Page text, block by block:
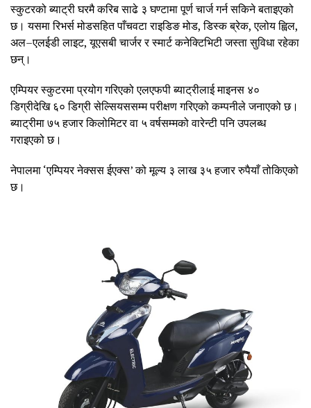
स्कुटरको ब्याट्री घरमै करिब साढे ३ घण्टामा पूर्ण चार्ज गर्न सकिने बताइएको
छ। यसमा रिभर्स मोडसहित पाँचवटा राइडिङ मोड, डिस्क ब्रेक, एलोय ह्विल,
अल–एलईडी लाइट, यूएसबी चार्जर र स्मार्ट कनेक्टिभिटी जस्ता सुविधा रहेका
छन्।
एम्पियर स्कुटरमा प्रयोग गरिएको एलएफपी ब्याट्रीलाई माइनस ४०
डिग्रीदेखि ६० डिग्री सेल्सियससम्म परीक्षण गरिएको कम्पनीले जनाएको छ।
ब्याट्रीमा ७५ हजार किलोमिटर वा ५ वर्षसम्मको वारेन्टी पनि उपलब्ध
गराइएको छ।
नेपालमा ‘एम्पियर नेक्सस ईएक्स’ को मूल्य ३ लाख ३५ हजार रुपैयाँ तोकिएको
छ।